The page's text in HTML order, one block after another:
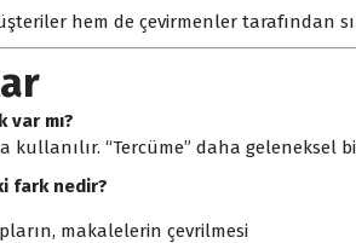
hem de çevirmenler tarafından
var mı?
“Tercüme” daha geleneksel
fark nedir?
makalelerin çevrilmesi